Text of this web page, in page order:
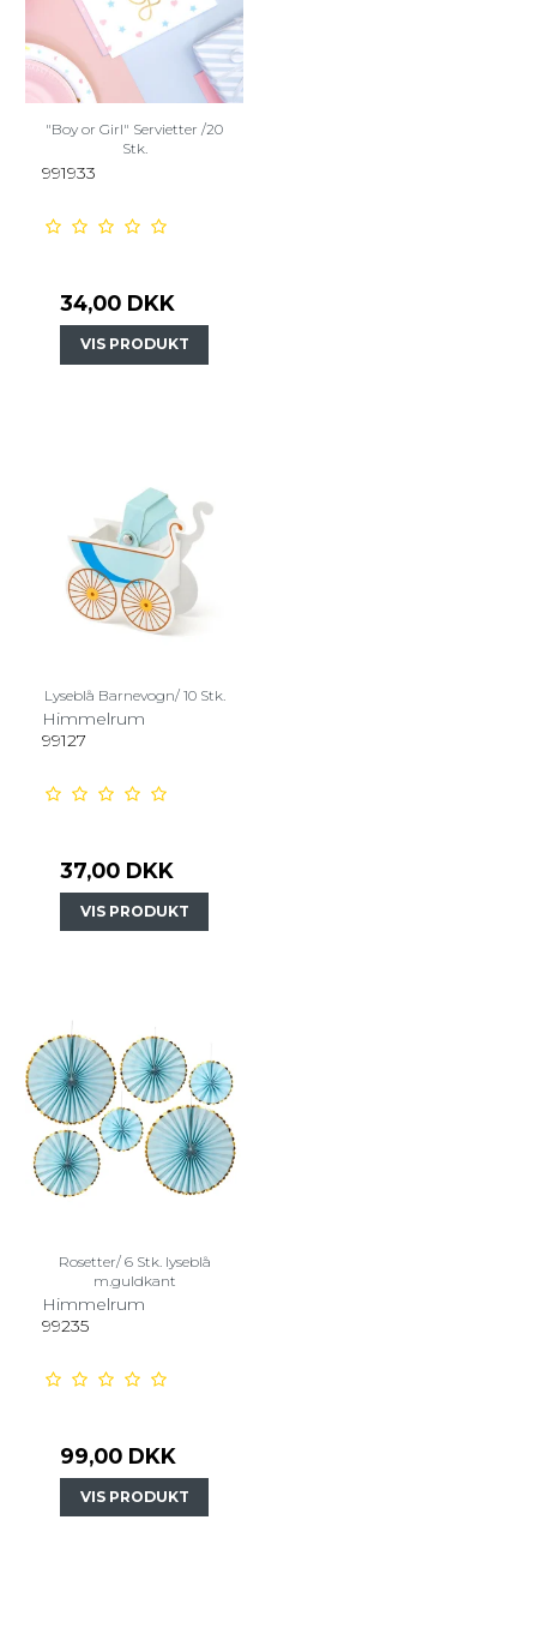
"Boy or Girl" Servietter /20
Stk.
991933
34,00 DKK
VIS PRODUKT
Lyseblå Barnevogn/ 10 Stk.
Himmelrum
99127
37,00 DKK
VIS PRODUKT
Rosetter/ 6 Stk. lyseblå
m.guldkant
Himmelrum
99235
99,00 DKK
VIS PRODUKT